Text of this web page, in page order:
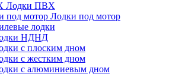
Лодки ПВХ
Лодки под мотор
лодки
НДНД
с плоским дном
с жестким дном
с алюминиевым дном